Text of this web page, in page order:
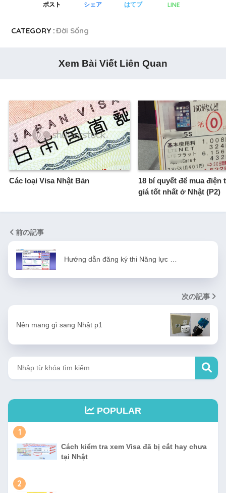
ポスト シェア はてブ LINE
CATEGORY :Đời Sống
Xem Bài Viết Liên Quan
Các loại Visa Nhật Bản
18 bí quyết để mua điện
giá tốt nhất ở Nhật (P2)
前の記事
Hướng dẫn đăng ký thi Năng lực …
次の記事
Nên mang gì sang Nhật p1
POPULAR
1
Cách kiểm tra xem Visa đã bị cắt hay chưa
tại Nhật
2